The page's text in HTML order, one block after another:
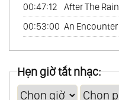
00:47:12
After The Rain
00:53:00 An Encounter
Hẹn giờ tắt nhạc: